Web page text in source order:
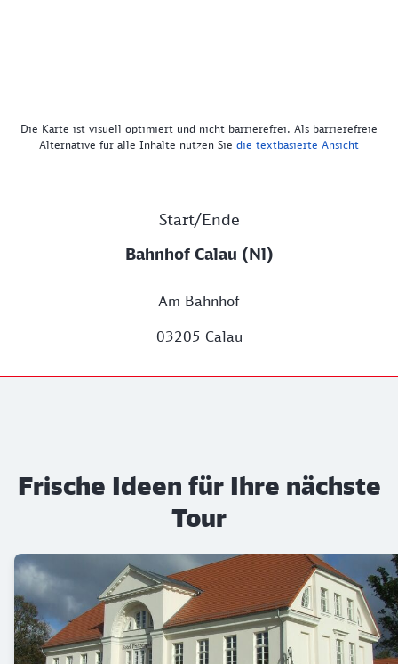
Die Karte ist visuell optimiert und nicht barrierefrei. Als barrierefreie
Alternative für alle Inhalte nutzen Sie die textbasierte Ansicht
Start/Ende
Bahnhof Calau (Nl)
Am Bahnhof
03205 Calau
Frische Ideen für Ihre nächste
Tour